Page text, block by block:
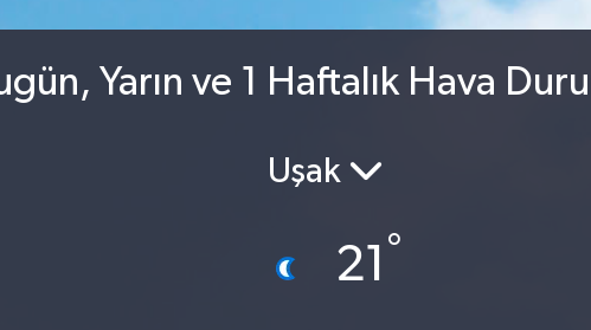
Yarın ve 1 Haftalık Hava
Uşak
21 °